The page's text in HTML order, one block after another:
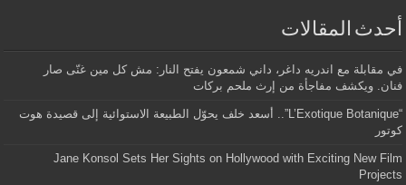
أحدث المقالات
في مقابلة مع اندريه داغر، داني شمعون يفتح النار: مش كل مين غنّى صار
فنان. ويكشف مفاجأة من إرث ملحم بركات
“L’Exotique Botanique”.. أسعد خلف يحوّل الطبيعة الاستوائية إلى قصيدة هوت
كوتور
Jane Konsol Sets Her Sights on Hollywood with Exciting New Film
Projects